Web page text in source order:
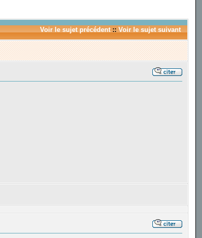
Voir le sujet précédent:: Voir le sujet suivant